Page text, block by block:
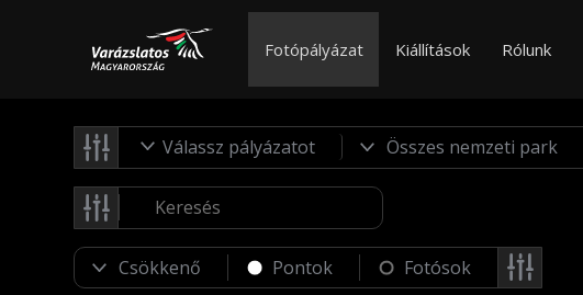
Fotópályázat Kiállítások Rólunk
Válassz pályázatot
Pontok Fotósok